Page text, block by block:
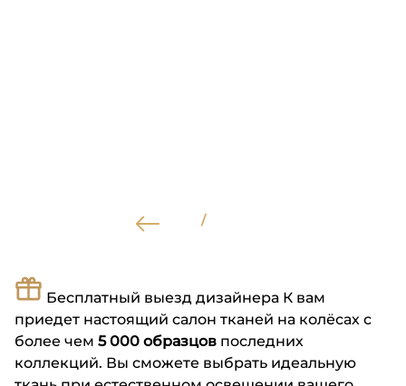
/
Бесплатный выезд дизайнера К вам
приедет настоящий салон тканей на колёсах с
более чем 5 000 образцов последних
коллекций. Вы сможете выбрать идеальную